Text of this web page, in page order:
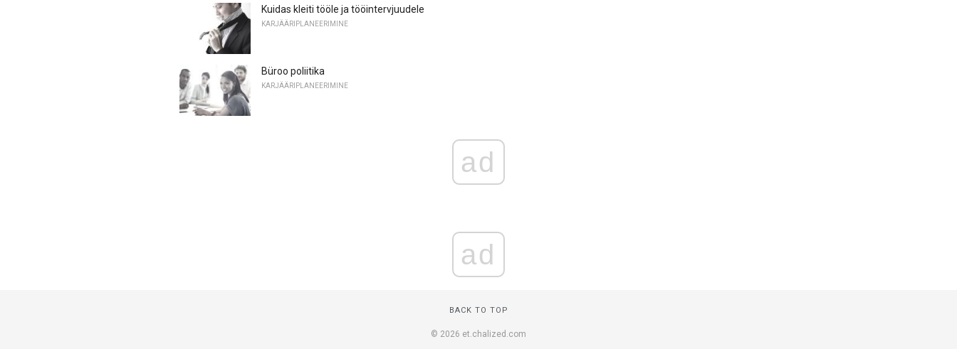
Kuidas kleiti tööle ja tööintervjuudele
KARJÄÄRIPLANEERIMINE
Büroo poliitika
KARJÄÄRIPLANEERIMINE
ad
ad
BACK TO TOP
© 2026 et.chalized.com